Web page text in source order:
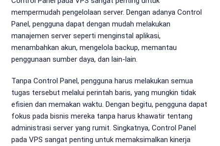
mempermudah pengelolaan server. Dengan adanya Control
Panel, pengguna dapat dengan mudah melakukan
manajemen server seperti menginstal aplikasi,
menambahkan akun, mengelola backup, memantau
penggunaan sumber daya, dan lain-lain.
Tanpa Control Panel, pengguna harus melakukan semua
tugas tersebut melalui perintah baris, yang mungkin tidak
efisien dan memakan waktu. Dengan begitu, pengguna dapat
fokus pada bisnis mereka tanpa harus khawatir tentang
administrasi server yang rumit. Singkatnya, Control Panel
pada VPS sangat penting untuk memaksimalkan kinerja